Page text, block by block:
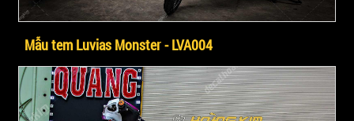
Mẫu tem Luvias Monster - LVA004